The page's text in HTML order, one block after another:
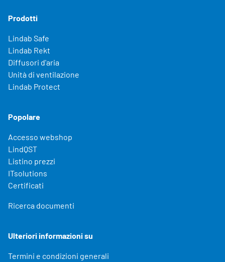
Prodotti
Lindab Safe
Lindab Rekt
Diffusori d'aria
Unità di ventilazione
Lindab Protect
Popolare
Accesso webshop
LindQST
Listino prezzi
ITsolutions
Certificati
Ricerca documenti
Ulteriori informazioni su
Termini e condizioni generali